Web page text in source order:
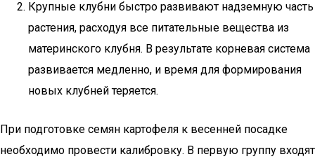
Крупные клубни быстро развивают надземную часть
растения, расходуя все питательные вещества из
материнского клубня. В результате корневая система
развивается медленно, и время для формирования
новых клубней теряется.
При подготовке семян картофеля к весенней посадке
необходимо провести калибровку. В первую группу входят